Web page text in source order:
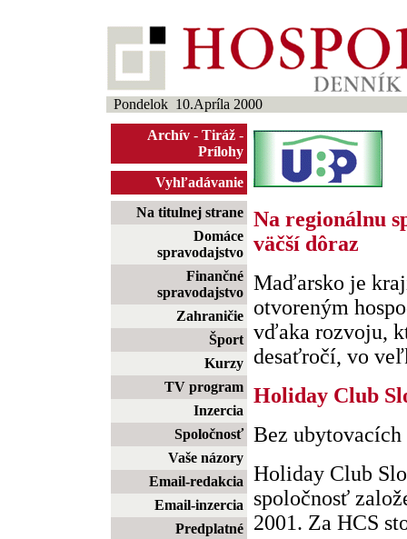
Pondelok 10.Apríla 2000
Archív - Tiráž -
Prílohy
Vyhľadávanie
Na titulnej strane
Domáce
spravodajstvo
Finančné
spravodajstvo
Zahraničie
Šport
Kurzy
TV program
Inzercia
Spoločnosť
Vaše názory
Email-redakcia
Email-inzercia
Predplatné
Na regionálnu
väčší dôraz
Maďarsko je
otvoreným
vďaka rozvoju,
desaťročí, vo
Holiday Club
Bez ubytovacích
Holiday Club
spoločnosť
2001. Za HCS